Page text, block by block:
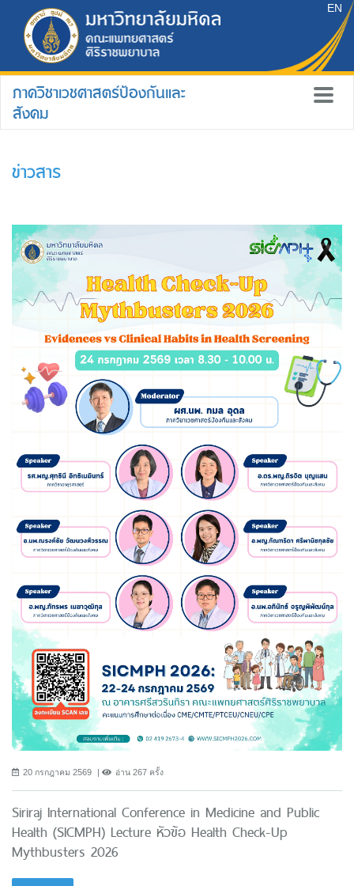
EN
ภาควิชาเวชศาสตร์ป้องกันและ
สังคม
ข่าวสาร
20 กรกฎาคม 2569 อ่าน 267 ครั้ง
Siriraj International Conference in Medicine and Public
Health (SICMPH) Lecture หัวข้อ Health Check-Up
Mythbusters 2026